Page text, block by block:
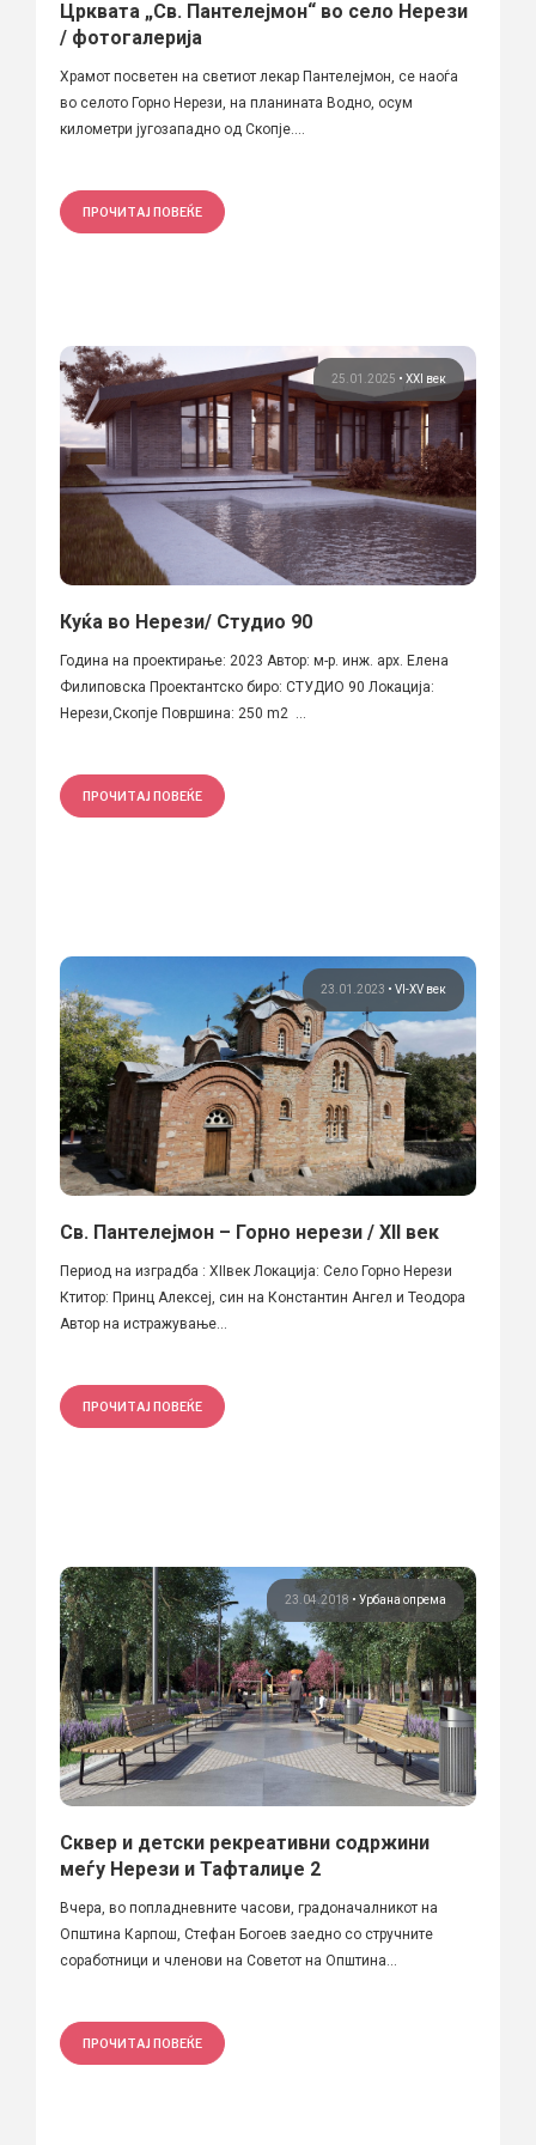
Црквата „Св. Пантелејмон“ во село Нерези
/ фотогалерија
Храмот посветен на светиот лекар Пантелејмон, се наоѓа
во селото Горно Нерези, на планината Водно, осум
километри југозападно од Скопје....
ПРОЧИТАЈ ПОВЕЌЕ
25.01.2025 • XXI век
Куќа во Нерези/ Студио 90
Година на проектирање: 2023 Автор: м-р. инж. арх. Елена
Филиповска Проектантско биро: СТУДИО 90 Локација:
Нерези,Скопје Површина: 250 m2 ...
ПРОЧИТАЈ ПОВЕЌЕ
23.01.2023 • VI-XV век
Св. Пантелејмон – Горно нерези / XII век
Период на изградба : XIIвек Локација: Село Горно Нерези
Ктитор: Принц Алексеј, син на Константин Ангел и Теодора
Автор на истражување...
ПРОЧИТАЈ ПОВЕЌЕ
23.04.2018 • Урбана опрема
Сквер и детски рекреативни содржини
меѓу Нерези и Тафталиџе 2
Вчера, во попладневните часови, градоначалникот на
Општина Карпош, Стефан Богоев заедно со стручните
соработници и членови на Советот на Општина...
ПРОЧИТАЈ ПОВЕЌЕ